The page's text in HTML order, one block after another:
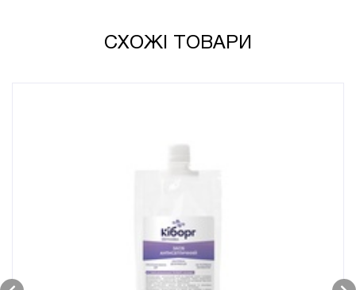
СХОЖІ ТОВАРИ